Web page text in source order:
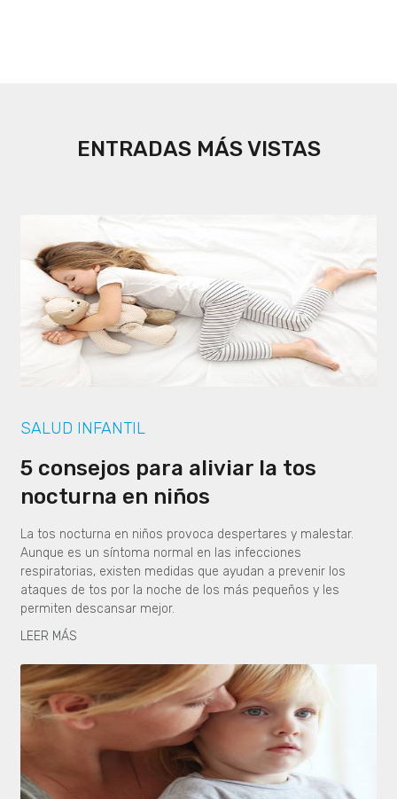
ENTRADAS MÁS VISTAS
SALUD INFANTIL
5 consejos para aliviar la tos
nocturna en niños
La tos nocturna en niños provoca despertares y malestar.
Aunque es un síntoma normal en las infecciones
respiratorias, existen medidas que ayudan a prevenir los
ataques de tos por la noche de los más pequeños y les
permiten descansar mejor.
LEER MÁS